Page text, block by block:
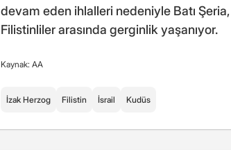
devam eden ihlalleri nedeniyle Batı
Filistinliler arasında gerginlik yaşanıyor.
Kaynak: AA
İzak Herzog Filistin İsrail Kudüs